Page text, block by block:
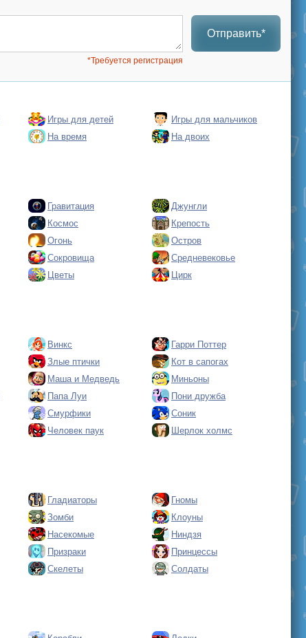
Отправить*
*Требуется регистрация
Игры для детей
Игры для мальчиков
На время
На двоих
Гравитация
Джунгли
Космос
Крепость
Огонь
Остров
Сокровища
Средневековье
Цветы
Цирк
Винкс
Гарри Поттер
Злые птички
Кот в сапогах
Маша и Медведь
Миньоны
Папа Луи
Пони дружба
Смурфики
Соник
Человек паук
Шерлок холмс
Гладиаторы
Гномы
Зомби
Клоуны
Насекомые
Ниндзя
Призраки
Принцессы
Скелеты
Солдаты